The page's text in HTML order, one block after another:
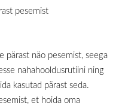
pesemist
pärast näo pesemist, seega
nahahooldusrutiini ning
kasutad pärast seda.
et hoida oma